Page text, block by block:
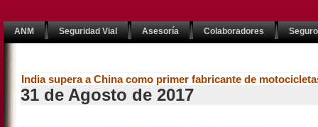
ANM Seguridad Vial Asesoría Colaboradores
India supera a China como primer fabricante de
31 de Agosto de 2017